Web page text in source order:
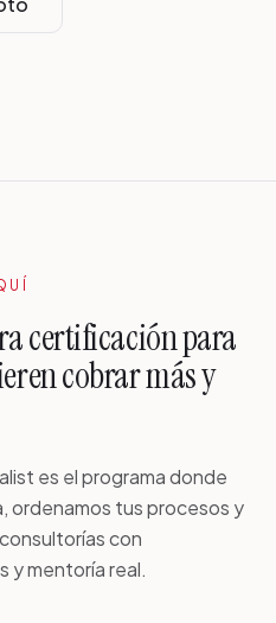
certificación para
cobrar más y
es el programa donde
tus procesos y
con
y mentoría real.